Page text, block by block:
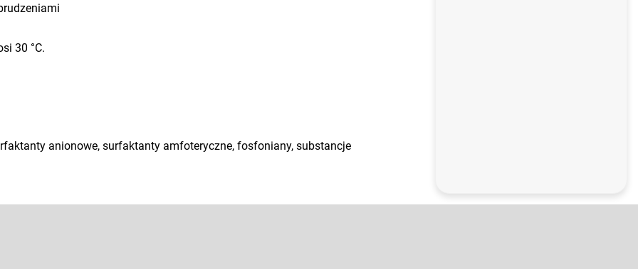
30 °C.
anionowe, surfaktanty amfoteryczne, fosfoniany, substancje